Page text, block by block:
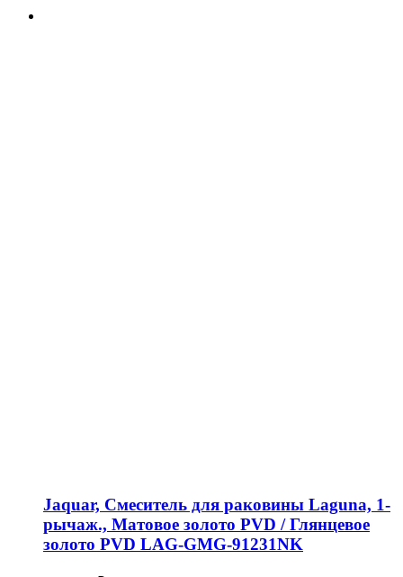
Jaquar, Смеситель для раковины Laguna, 1-
рычаж., Матовое золото PVD / Глянцевое
золото PVD LAG-GMG-91231NK